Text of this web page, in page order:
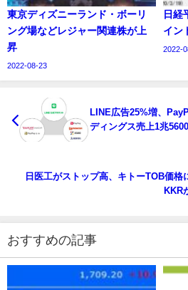
東京ディズニーランド・ボーリ
ング場などレジャー関連株が上
昇
2022-08-23
日経
イン
2022-
LINE広告25%増、
ディングス売上1兆
日医工がストップ高、キトーTOB価格
KKR
おすすめの記事